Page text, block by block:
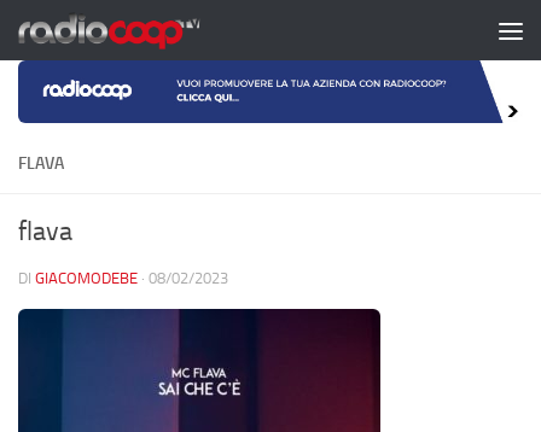
Salta al contenuto
FLAVA
flava
DI GIACOMODEBE · 08/02/2023